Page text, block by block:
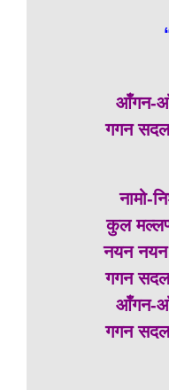
आँगन-
गगन
नामो-
कुल
नयन नयन
गगन
आँगन-
गगन